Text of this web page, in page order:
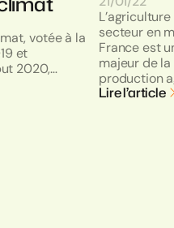
votée à la
et
2020,…
L’agriculture
secteur en
France est
majeur de la
production
Lire l’article